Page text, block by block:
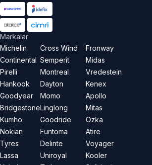
Markalar
Michelin
Continental
Pirelli
Hankook
Goodyear
Bridgestone
Kumho
Nokian
Tyres
Lassa
Cross Wind
Semperit
Montreal
Dayton
Momo
Linglong
Goodride
Funtoma
Delinte
Uniroyal
Fronway
Midas
Vredestein
Kenex
Apollo
Mitas
Özka
Atire
Voyager
Kooler